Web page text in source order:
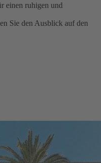
einen ruhigen und
Sie den Ausblick auf den